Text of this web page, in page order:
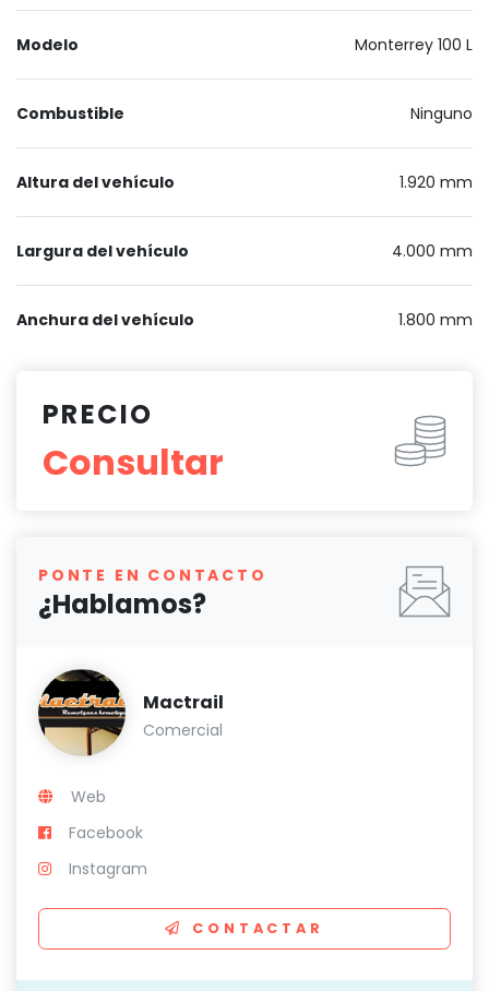
Modelo Monterrey 100 L
Combustible Ninguno
Altura del vehículo 1.920 mm
Largura del vehículo 4.000 mm
Anchura del vehículo 1.800 mm
PRECIO
Consultar
PONTE EN CONTACTO
¿Hablamos?
Mactrail
Comercial
Web
Facebook
Instagram
CONTACTAR